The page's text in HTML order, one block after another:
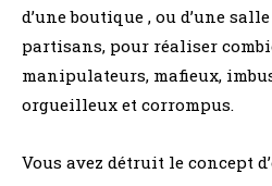
d’une boutique , ou d’une
partisans, pour réaliser
manipulateurs, mafieux,
orgueilleux et corrompus.
Vous avez détruit le concept